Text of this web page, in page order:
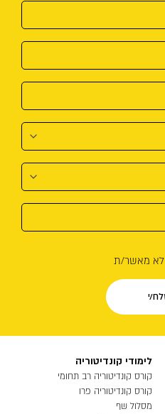
לא מאשר/ת
לימודי קונדיטוריה
קורס קונדיטוריה רב תחומי
קורס קונדיטוריה פרו
מסלול שף